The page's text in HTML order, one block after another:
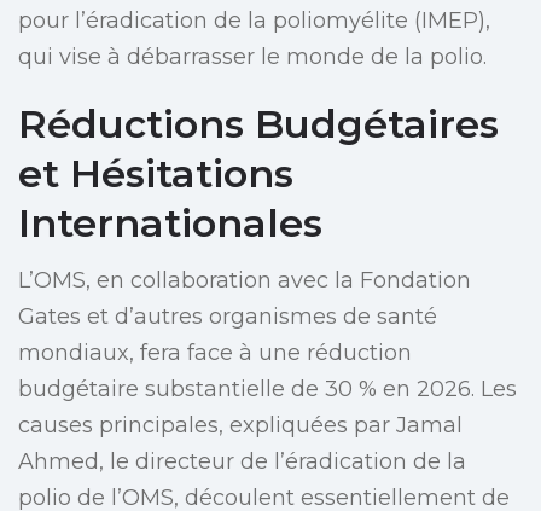
pour l’éradication de la poliomyélite (IMEP),
qui vise à débarrasser le monde de la polio.
Réductions Budgétaires
et Hésitations
Internationales
L’OMS, en collaboration avec la Fondation
Gates et d’autres organismes de santé
mondiaux, fera face à une réduction
budgétaire substantielle de 30 % en 2026. Les
causes principales, expliquées par Jamal
Ahmed, le directeur de l’éradication de la
polio de l’OMS, découlent essentiellement de